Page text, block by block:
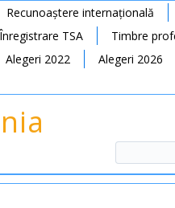
Recunoaștere internațională
Înregistrare TSA
Timbre
Alegeri 2022 Alegeri 2026